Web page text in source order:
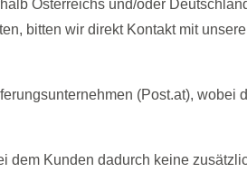
Österreichs und/oder
bitten wir direkt Kontakt mit
(Post.at), wobei
dem Kunden dadurch keine